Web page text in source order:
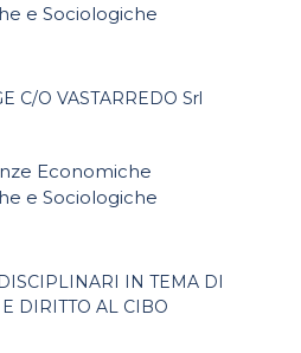
e Sociologiche
C/O VASTARREDO Srl
Economiche
e Sociologiche
IN TEMA DI
DIRITTO AL CIBO